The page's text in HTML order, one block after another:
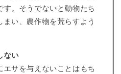
す。そうでないと動物たち
い、農作物を荒らすよう
ない
エサを与えないことはもち